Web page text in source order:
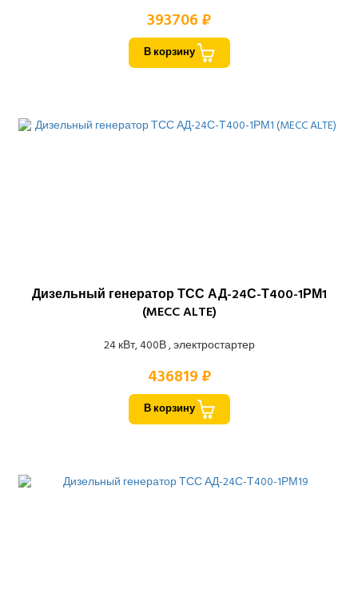
393706 ₽
В корзину
Дизельный генератор ТСС АД-24С-Т400-1РМ1
(MECC ALTE)
24 кВт, 400В , электростартер
436819 ₽
В корзину